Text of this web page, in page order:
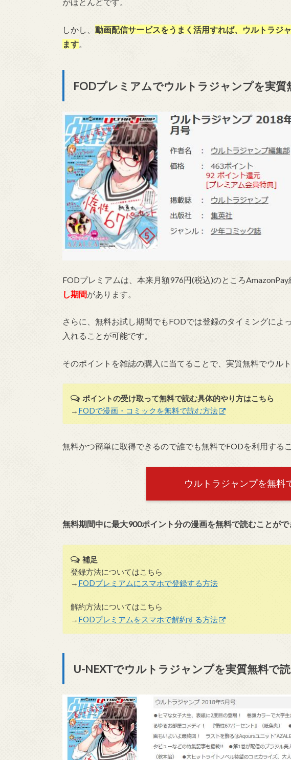
がほとんどです。
しかし、 動画配信サービスをうまく活用すれば、ウルトラジ
ます。
FODプレミアムでウルトラジャンプを実質
FODプレミアムは、本来月額976円(税込)のところ
し期間があります。
さらに、無料お試し期間でもFODでは登録のタイミングによ
入れることが可能です。
そのポイントを雑誌の購入に当てることで、実質無料でウル
ポイントの受け取って無料で読む具体的やり方はこちら
→ FODで漫画・コミックを無料で読む方法
無料かつ簡単に取得できるので誰でも無料でFODを利用する
ウルトラジャンプを無料
無料期間中に最大900ポイント分の漫画を無料で読むことがで
補足
登録方法についてはこちら
→ FODプレミアムにスマホで登録する方法
解約方法についてはこちら
→ FODプレミアムをスマホで解約する方法
U-NEXTでウルトラジャンプを実質無料で